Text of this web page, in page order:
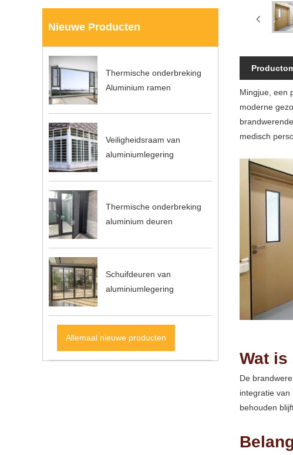
Nieuwe Producten
Thermische onderbreking
Aluminium ramen
Veiligheidsraam van
aluminiumlegering
Thermische onderbreking
aluminium deuren
Schuifdeuren van
aluminiumlegering
Allemaal nieuwe producten
Mingjue, een
moderne
medisch
Wat is
De
integratie
behouden